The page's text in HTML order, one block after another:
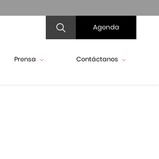
Agenda
Prensa Contáctanos